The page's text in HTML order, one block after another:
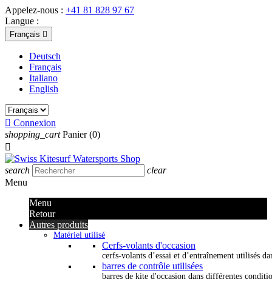
Appelez-nous : +41 81 828 97 67
Langue :
Français 
Deutsch
Français
Italiano
English
 Connexion
shopping_cart Panier (0)

search
clear
Menu
Menu
Retour
Autres produits
Matériel utilisé
Cerfs-volants d'occasion
cerfs-volants d’essai et d’entraînement utilisés
barres de contrôle utilisées
barres de kite d'occasion dans différentes